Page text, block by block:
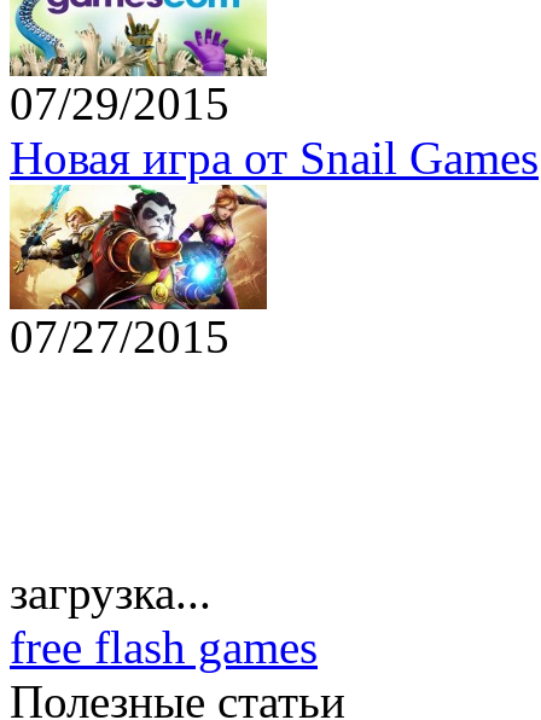
07/29/2015
Новая игра от Snail Games
07/27/2015
загрузка...
free flash games
Полезные статьи